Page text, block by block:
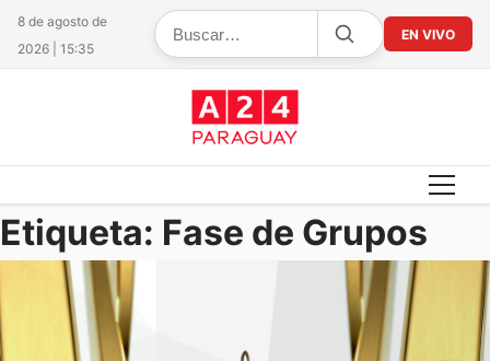
8 de agosto de
2026 | 15:35
EN VIVO
Etiqueta: Fase de Grupos